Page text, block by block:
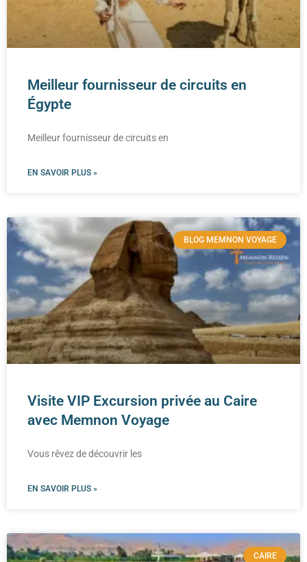
Meilleur fournisseur de circuits en
Égypte
Meilleur fournisseur de circuits en
EN SAVOIR PLUS »
BLOG MEMNON VOYAGE
Visite VIP Excursion privée au Caire
avec Memnon Voyage
Vous rêvez de découvrir les
EN SAVOIR PLUS »
CAIRE